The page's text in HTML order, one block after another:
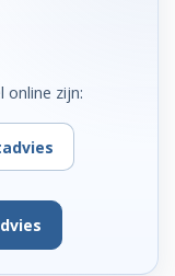
online zijn: